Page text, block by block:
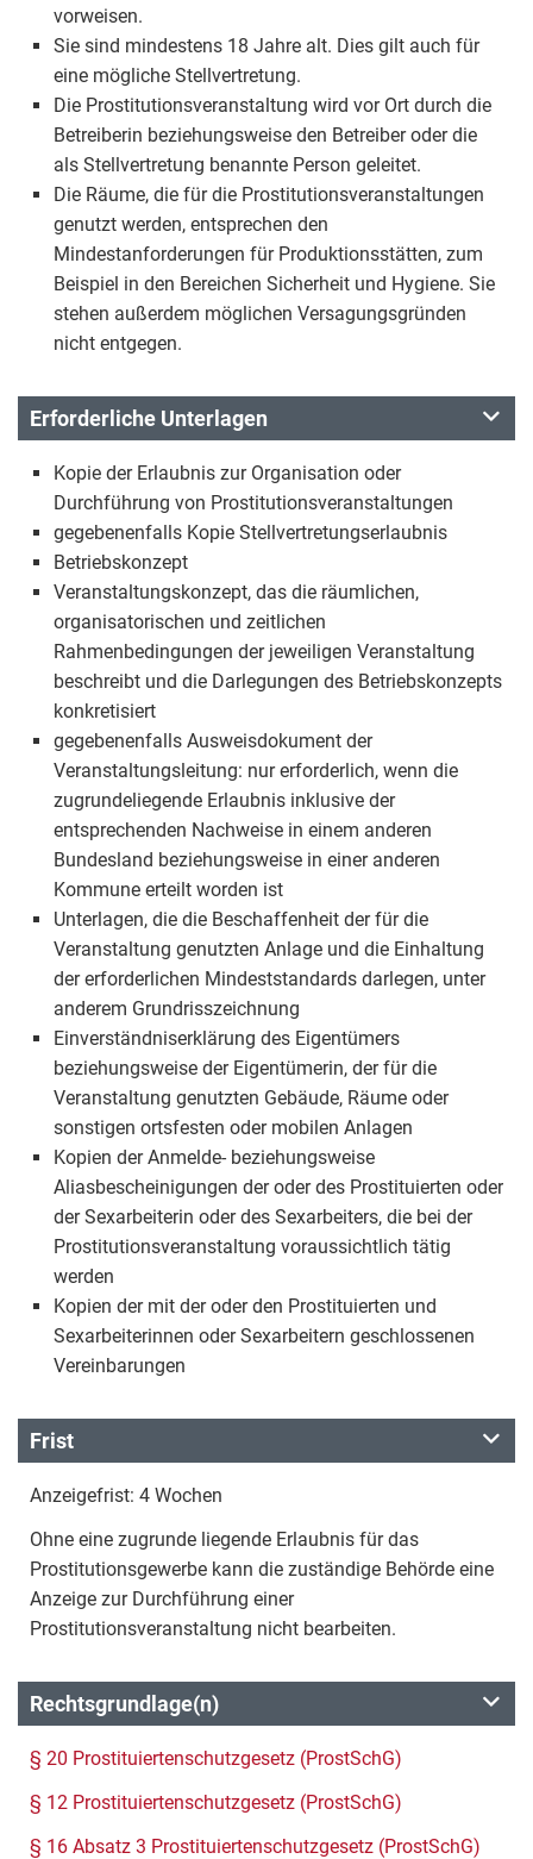
vorweisen.
Sie sind mindestens 18 Jahre alt. Dies gilt auch für
eine mögliche Stellvertretung.
Die Prostitutionsveranstaltung wird vor Ort durch die
Betreiberin beziehungsweise den Betreiber oder die
als Stellvertretung benannte Person geleitet.
Die Räume, die für die Prostitutionsveranstaltungen
genutzt werden, entsprechen den
Mindestanforderungen für Produktionsstätten, zum
Beispiel in den Bereichen Sicherheit und Hygiene. Sie
stehen außerdem möglichen Versagungsgründen
nicht entgegen.
Erforderliche Unterlagen
Kopie der Erlaubnis zur Organisation oder
Durchführung von Prostitutionsveranstaltungen
gegebenenfalls Kopie Stellvertretungserlaubnis
Betriebskonzept
Veranstaltungskonzept, das die räumlichen,
organisatorischen und zeitlichen
Rahmenbedingungen der jeweiligen Veranstaltung
beschreibt und die Darlegungen des Betriebskonzepts
konkretisiert
gegebenenfalls Ausweisdokument der
Veranstaltungsleitung: nur erforderlich, wenn die
zugrundeliegende Erlaubnis inklusive der
entsprechenden Nachweise in einem anderen
Bundesland beziehungsweise in einer anderen
Kommune erteilt worden ist
Unterlagen, die die Beschaffenheit der für die
Veranstaltung genutzten Anlage und die Einhaltung
der erforderlichen Mindeststandards darlegen, unter
anderem Grundrisszeichnung
Einverständniserklärung des Eigentümers
beziehungsweise der Eigentümerin, der für die
Veranstaltung genutzten Gebäude, Räume oder
sonstigen ortsfesten oder mobilen Anlagen
Kopien der Anmelde- beziehungsweise
Aliasbescheinigungen der oder des Prostituierten oder
der Sexarbeiterin oder des Sexarbeiters, die bei der
Prostitutionsveranstaltung voraussichtlich tätig
werden
Kopien der mit der oder den Prostituierten und
Sexarbeiterinnen oder Sexarbeitern geschlossenen
Vereinbarungen
Frist
Anzeigefrist: 4 Wochen
Ohne eine zugrunde liegende Erlaubnis für das
Prostitutionsgewerbe kann die zuständige Behörde eine
Anzeige zur Durchführung einer
Prostitutionsveranstaltung nicht bearbeiten.
Rechtsgrundlage(n)
§ 20 Prostituiertenschutzgesetz (ProstSchG)
§ 12 Prostituiertenschutzgesetz (ProstSchG)
§ 16 Absatz 3 Prostituiertenschutzgesetz (ProstSchG)